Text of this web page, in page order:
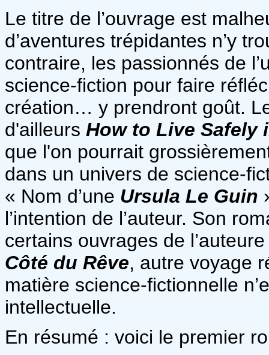
Le titre de l’ouvrage est
d’aventures trépidantes n’y
contraire, les passionnés de
science-fiction pour faire
création… y prendront goût.
d'ailleurs How to Live Safely
que l'on pourrait
dans un univers de science-
« Nom d’une Ursula Le Guin
l’intention de l’auteur. Son
certains ouvrages de
Côté du Rêve, autre voyage
matière science-fictionnelle
intellectuelle.
En résumé : voici le premier